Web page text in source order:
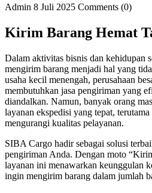
Admin 8 Juli 2025 Comments (0)
Kirim Barang Hemat
Dalam aktivitas bisnis dan kehidupan
mengirim barang menjadi hal yang
usaha kecil menengah, perusahaan
membutuhkan jasa pengiriman yang
diandalkan. Namun, banyak orang
layanan ekspedisi yang tepat,
mengurangi kualitas pelayanan.
SIBA Cargo hadir sebagai solusi
pengiriman Anda. Dengan moto
layanan ini menawarkan keunggulan
ingin mengirim barang dalam jumlah